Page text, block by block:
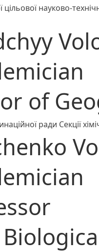
науково-
of
ради Секції